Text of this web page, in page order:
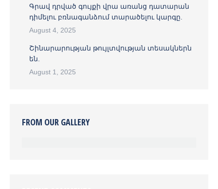
Գրավ դրված գույքի վրա առանց դատարան
դիմելու բռնագանձում տարածելու կարգը.
August 4, 2025
Շինարարության թույլտվության տեսակներն
են.
August 1, 2025
FROM OUR GALLERY